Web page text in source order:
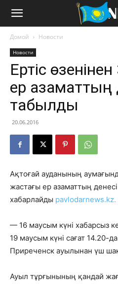
Домой Новости
Новости
Ертіс
ер азаматтың
табылды
20.06.2016
Ақтоғай ауданының
жастағы ер азаматтың
хабарлайды pavlodarnews.kz.
— 16 маусым күні хабарсыз
19 маусым күні сағат 14.20-
Приреченск ауылынан үш
Ауыл тұрғынының қандай